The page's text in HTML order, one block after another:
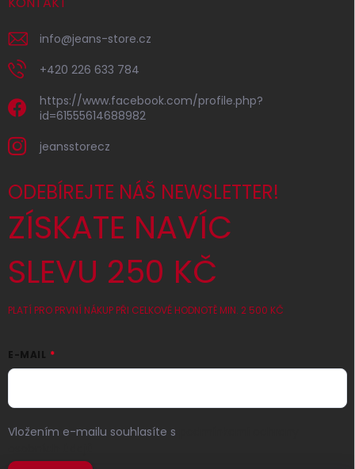
info@jeans-store.cz
+420 226 633 784
https://www.facebook.com/profile.php?
id=61555614688982
jeansstorecz
ODEBÍREJTE NÁŠ NEWSLETTER!
ZÍSKATE NAVÍC
SLEVU 250 KČ
PLATÍ PRO PRVNÍ NÁKUP PŘI CELKOVÉ HODNOTĚ MIN. 2 500 KČ
E-MAIL
Vložením e-mailu souhlasíte s